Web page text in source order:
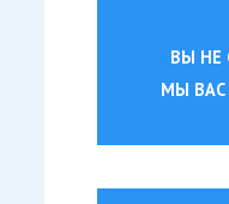
ВЫ НЕ
МЫ